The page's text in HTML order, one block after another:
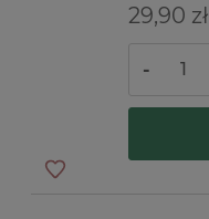
29,90 zł
-